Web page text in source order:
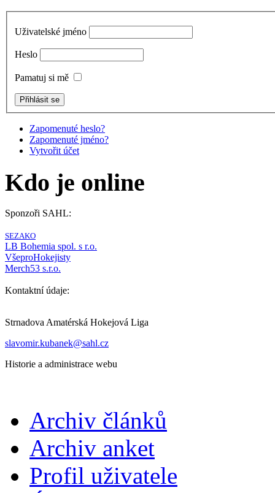
Uživatelské jméno
Heslo
Pamatuj si mě
Zapomenuté heslo?
Zapomenuté jméno?
Vytvořit účet
Kdo je online
Sponzoři SAHL:
SEZAKO
LB Bohemia spol. s r.o.
VšeproHokejisty
Merch53 s.r.o.
Kontaktní údaje:
Strnadova Amatérská Hokejová Liga
slavomir.kubanek@sahl.cz
Historie a administrace webu
Archiv článků
Archiv anket
Profil uživatele